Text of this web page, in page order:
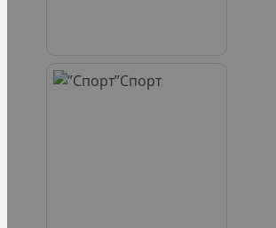
Спорт